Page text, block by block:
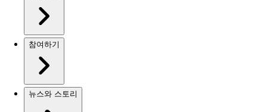
참여하기
뉴스와 스토리